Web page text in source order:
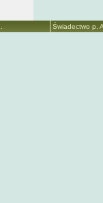
Świadectwo p.